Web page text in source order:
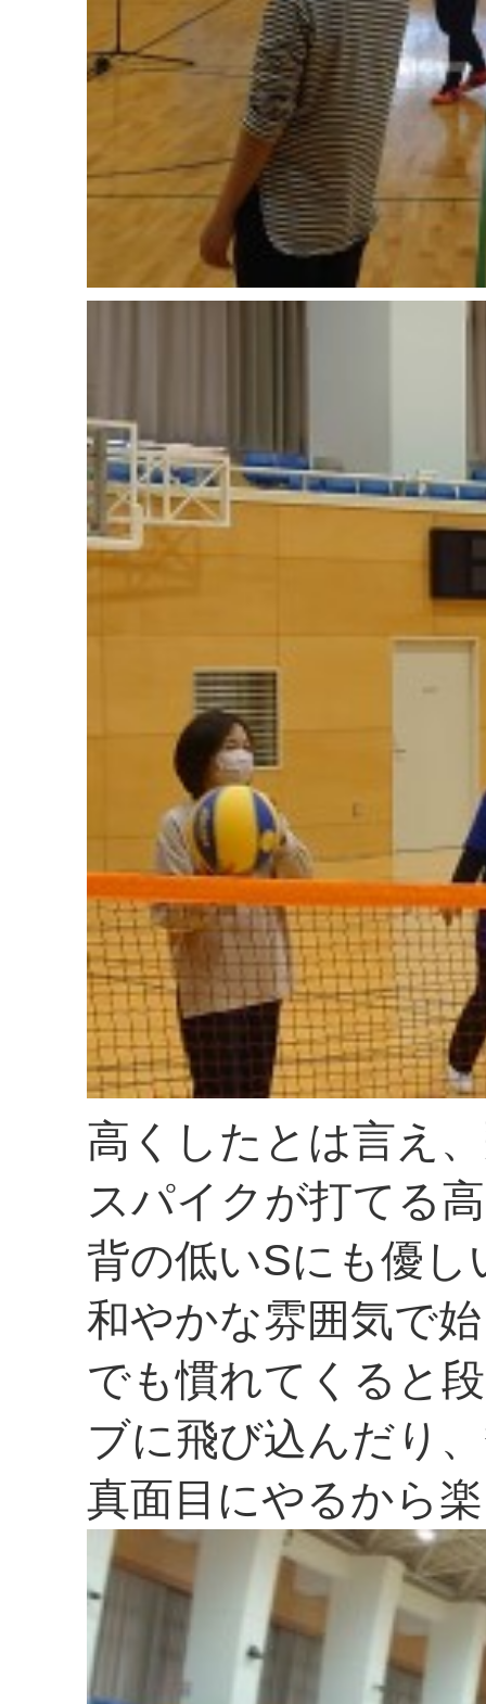
高くしたとは言え
スパイクが打てる
背の低いSにも優
和やかな雰囲気で
でも慣れてくると
ブに飛び込んだり
真面目にやるから